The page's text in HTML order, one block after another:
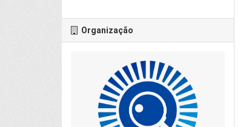
Organização